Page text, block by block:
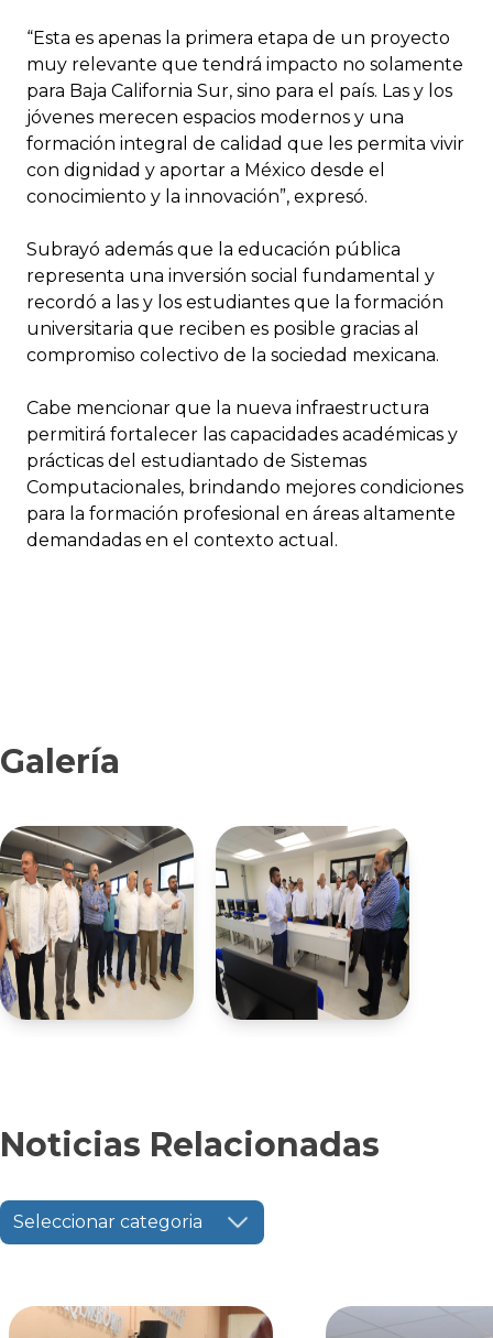
“Esta es apenas la primera etapa de un proyecto
muy relevante que tendrá impacto no solamente
para Baja California Sur, sino para el país. Las y los
jóvenes merecen espacios modernos y una
formación integral de calidad que les permita vivir
con dignidad y aportar a México desde el
conocimiento y la innovación”, expresó.
Subrayó además que la educación pública
representa una inversión social fundamental y
recordó a las y los estudiantes que la formación
universitaria que reciben es posible gracias al
compromiso colectivo de la sociedad mexicana.
Cabe mencionar que la nueva infraestructura
permitirá fortalecer las capacidades académicas y
prácticas del estudiantado de Sistemas
Computacionales, brindando mejores condiciones
para la formación profesional en áreas altamente
demandadas en el contexto actual.
Galería
Noticias Relacionadas
Seleccionar categoria